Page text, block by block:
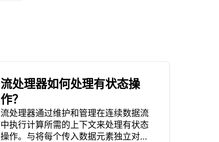
流处理器如何处理有状态操
作？
流处理器通过维护和管理在连续数据流
中执行计算所需的上下文来处理有状态
操作。与将每个传入数据元素独立对待